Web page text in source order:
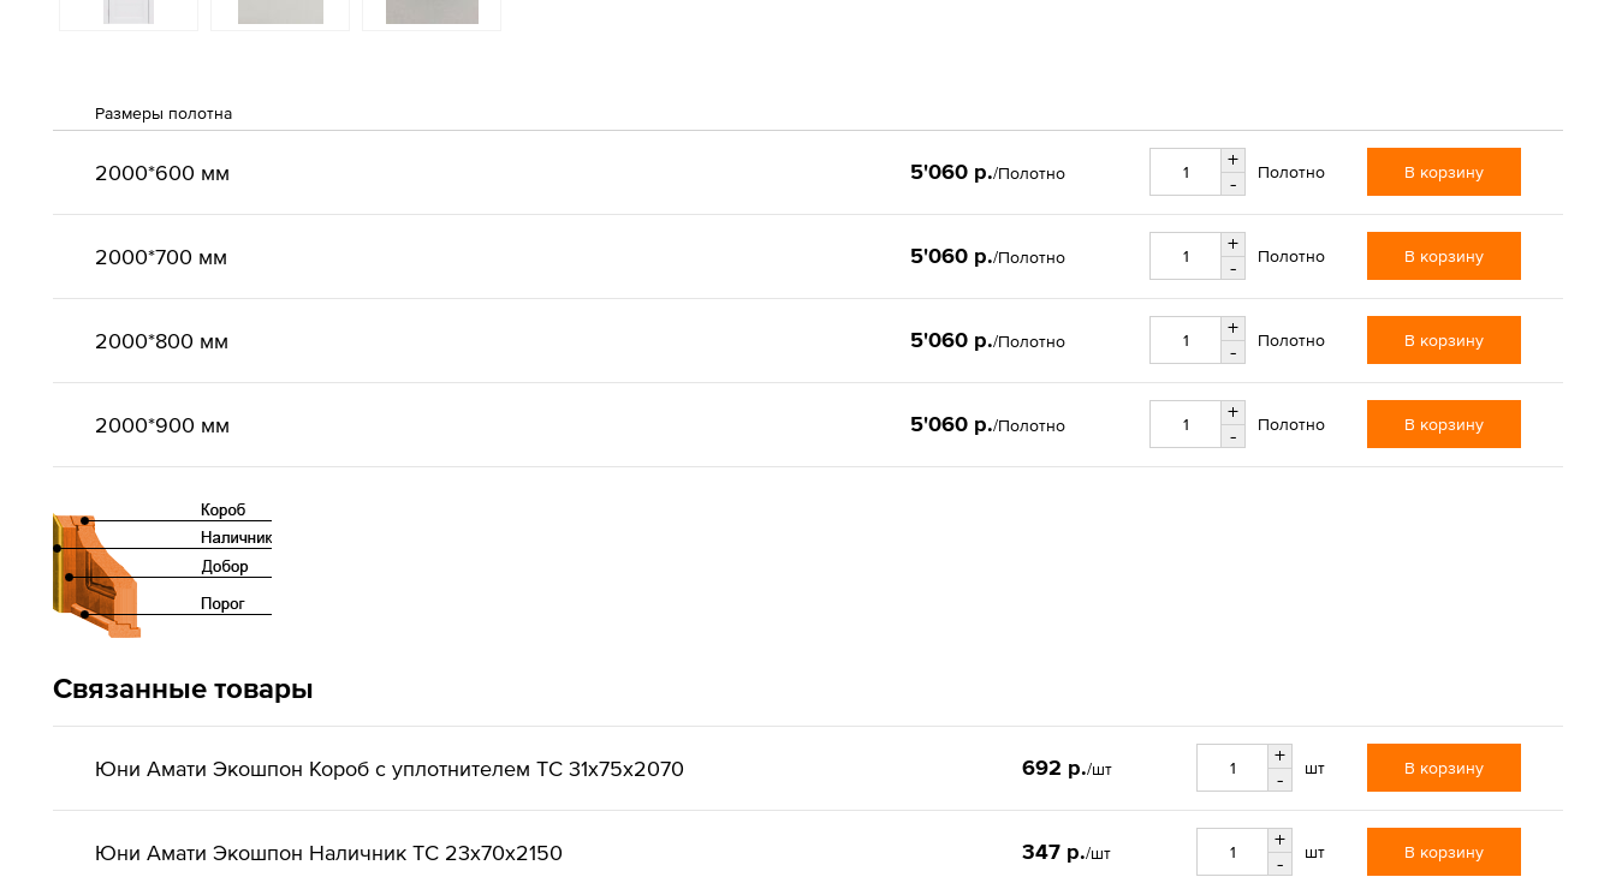
Размеры полотна
2000*600 мм 5'060 р./Полотно
+
-
Полотно В корзину
2000*700 мм 5'060 р./Полотно
+
-
Полотно В корзину
2000*800 мм 5'060 р./Полотно
+
-
Полотно В корзину
2000*900 мм 5'060 р./Полотно
+
-
Полотно В корзину
Связанные товары
Юни Амати Экошпон Короб с уплотнителем ТС 31x75x2070 692 р./шт
+
-
шт В корзину
Юни Амати Экошпон Наличник ТС 23x70x2150 347 р./шт
+
-
шт В корзину